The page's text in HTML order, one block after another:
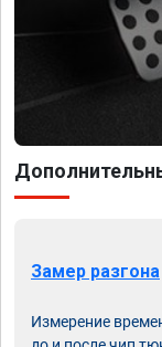
Замер разгона
Измерение